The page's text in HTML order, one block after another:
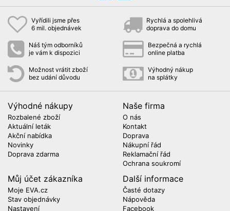
Vyřídili jsme přes
6 mil. objednávek
Rychlá a spolehlivá
doprava do domu
Náš tým odborníků
je vám k dispozici
Bezpečná a rychlá
online platba
Možnost vrátit zboží
bez udání důvodu
Výhodný nákup
na splátky
Výhodné nákupy
Rozbalené zboží
Aktuální leták
Akční nabídka
Novinky
Doprava zdarma
Naše firma
O nás
Kontakt
Doprava
Nákupní řád
Reklamační řád
Ochrana soukromí
Můj účet zákazníka
Moje EVA.cz
Stav objednávky
Nastavení
Další informace
Časté dotazy
Nápověda
Facebook